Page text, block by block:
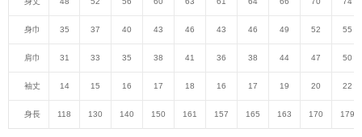
身巾 35 37 40 43 46 43 46 49 52 55
肩巾 31 33 35 38 41 36 38 44 47 50
袖丈 14 15 16 17 18 16 17 19 20 22
身長 118 130 140 150 161 157 165 163 170 179